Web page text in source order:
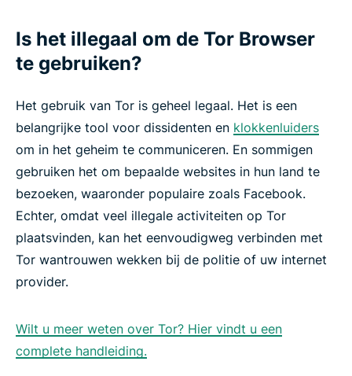
Is het illegaal om de Tor Browser
te gebruiken?
Het gebruik van Tor is geheel legaal. Het is een
belangrijke tool voor dissidenten en klokkenluiders
om in het geheim te communiceren. En sommigen
gebruiken het om bepaalde websites in hun land te
bezoeken, waaronder populaire zoals Facebook.
Echter, omdat veel illegale activiteiten op Tor
plaatsvinden, kan het eenvoudigweg verbinden met
Tor wantrouwen wekken bij de politie of uw internet
provider.
Wilt u meer weten over Tor? Hier vindt u een
complete handleiding.